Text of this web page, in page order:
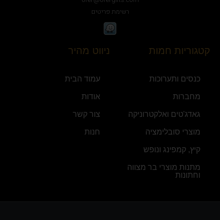
ניווט מהיר
עמוד הבית
אודות
צור קשר
חנות
קטגוריות חמות
כנסים ותערוכות
מחברות
גאדג'טים ואלקטרוניקה
מוצרי סובלימציה
קיץ, קמפינג ונופש
מתנות מוצרי בר מצווה
וחתונות
רשימת פריטים